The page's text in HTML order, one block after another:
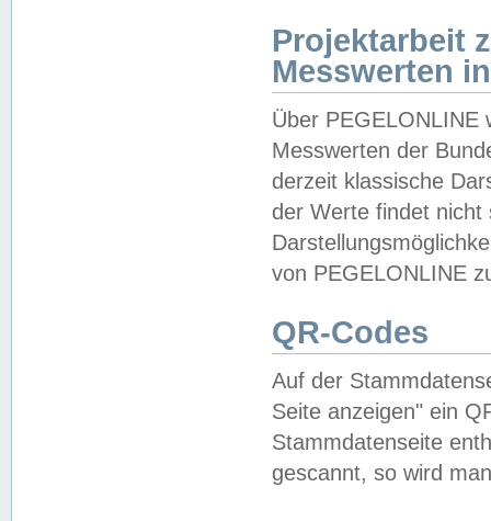
Projektarbeit
Messwerten
Über PEGELONLINE
Messwerten der
derzeit klassische
der Werte findet
von PEGELONLINE
QR-Codes
Auf der
Seite anzeigen" ein
Stammdatenseite
gescannt, so wird